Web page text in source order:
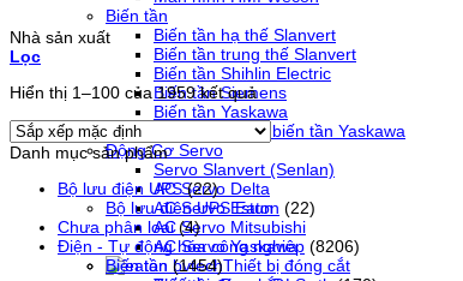
Biến tần
Biến tần hạ thế Slanvert
Biến tần trung thế Slanvert
Biến tần Shihlin Electric
Biến tần Siemens
Biến tần Yaskawa
Phụ kiện biến tần Yaskawa
Động Cơ Servo
Servo Slanvert (Senlan)
AC Servo Delta
AC Servo Estun
AC Servo Mitsubishi
AC Servo Yaskawa
Thiết bị đóng cắt
Nhà sản xuất
Lọc
Hiển thị 1–100 của 1959 kết quả
Danh mục sản phẩm
Bộ lưu điện UPS (22)
Bộ lưu điện UPS Eaton (22)
Chưa phân loại (4)
Điện - Tự động hóa công nghiệp (8206)
Biến tần (1454)